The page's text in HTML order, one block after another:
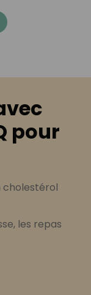
pour
cholestérol
les repas